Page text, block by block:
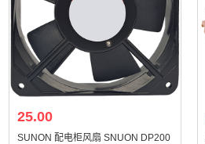
25.00
SUNON 配电柜风扇 SNUON DP200